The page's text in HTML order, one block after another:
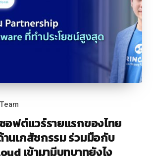
ฟต์แวร์รายแรกของไทย
นเภสัชกรรม ร่วมมือกับ
เข้ามามีบทบาทยังไง